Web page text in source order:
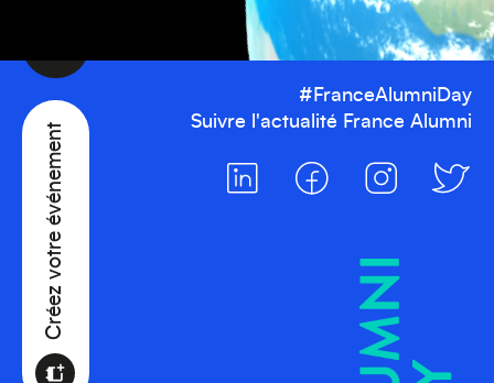
Créez votre événement
#FranceAlumniDay
Suivre l'actualité France Alumni